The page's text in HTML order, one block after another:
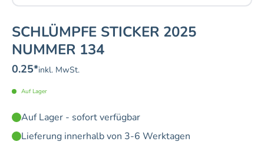
SCHLÜMPFE STICKER 2025
NUMMER 134
0.25*inkl. MwSt.
Auf Lager
Auf Lager - sofort verfügbar
Lieferung innerhalb von 3-6 Werktagen